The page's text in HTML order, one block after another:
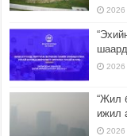
2026
2026
“Жил
ижил
2026